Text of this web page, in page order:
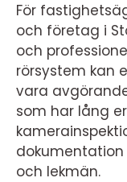
För
och företag i
och
rörsystem kan
vara
som har lång
och lekmän.